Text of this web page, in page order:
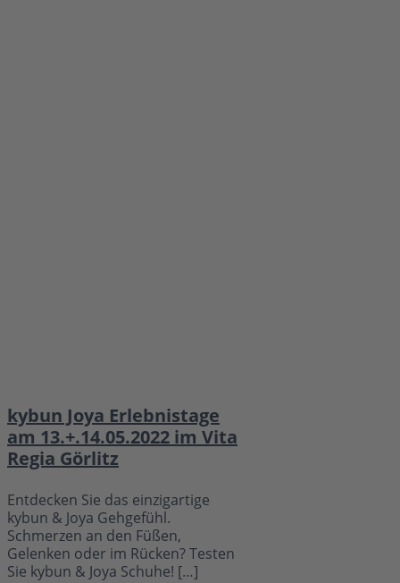
kybun Joya Erlebnistage
am 13.+.14.05.2022 im Vita
Regia Görlitz
Entdecken Sie das einzigartige
kybun & Joya Gehgefühl.
Schmerzen an den Füßen,
Gelenken oder im Rücken? Testen
Sie kybun & Joya Schuhe! […]